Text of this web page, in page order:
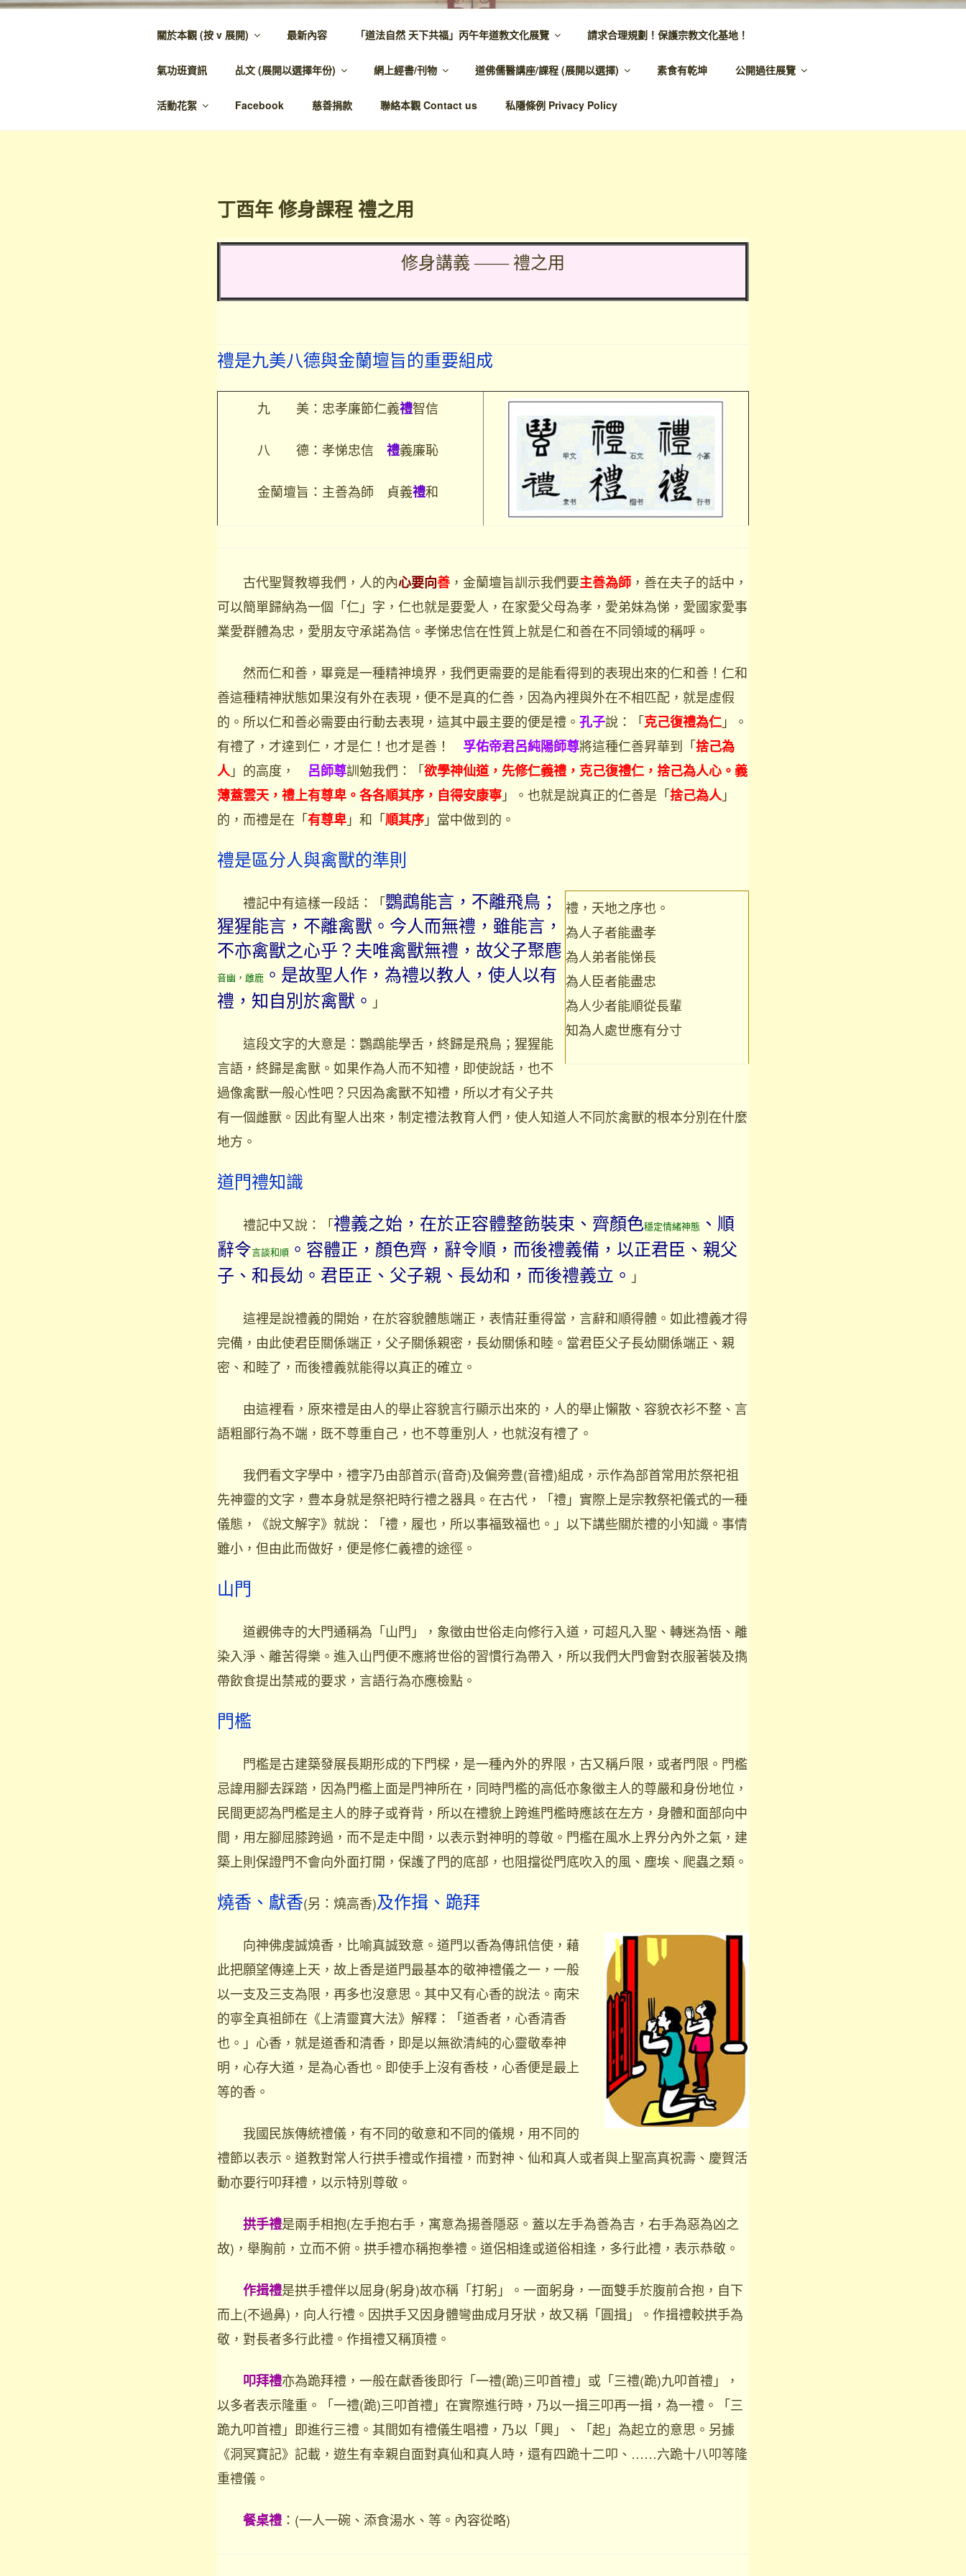
跳
金蘭觀 – 主網頁
金蘭至誠，神人溫馨，代天宣化，百業昌興
關於本觀 (按 v 展開) 最新內容 「道法自然 天下共福」丙午年道教文化展覽 請求合理規劃！保護宗教文化基地！
氣功班資訊 乩文 (展開以選擇年份) 網上經書/刊物 道佛儒醫講座/課程 (展開以選擇) 素食有乾坤 公開過往展覽
活動花絮 Facebook 慈善捐款 聯絡本觀 Contact us 私隱條例 Privacy Policy
丁酉年 修身課程 禮之用
修身講義 —— 禮之用
禮是九美八德與金蘭壇旨的重要組成
九 美：忠孝廉節仁義禮智信
八 德：孝悌忠信禮義廉恥
金蘭壇旨：主善為師 貞義禮和
古代聖賢教導我們，人的內心要向善 ，金蘭壇旨訓示我們要主善為師 ，善在夫子的話中，
可以簡單歸納為一個「仁」字，仁也就是要愛人，在家愛父母為孝，愛弟妹為悌，愛國家愛事
業愛群體為忠，愛朋友守承諾為信。孝悌忠信在性質上就是仁和善在不同領域的稱呼。
然而仁和善，畢竟是一種精神境界，我們更需要的是能看得到的表現出來的仁和善！仁和
善這種精神狀態如果沒有外在表現，便不是真的仁善，因為內裡與外在不相匹配，就是虛假
的。所以仁和善必需要由行動去表現，這其中最主要的便是禮。 孔子說：「克己復禮為仁」。
有禮了，才達到仁，才是仁！也才是善！ 孚佑帝君呂純陽師尊將這種仁善昇華到「捨己為
人」的高度， 呂師尊訓勉我們：「欲學神仙道，先修仁義禮，克己復禮仁，捨己為人心。義
薄蓋雲天，禮上有尊卑。各各順其序，自得安康寧」。也就是說真正的仁善是「捨己為人」
的，而禮是在「有尊卑」和「順其序」當中做到的。
禮是區分人與禽獸的準則
禮，天地之序也。
為人子者能盡孝
為人弟者能悌長
為人臣者能盡忠
為人少者能順從長輩
知為人處世應有分寸
禮記中有這樣一段話：「鸚鵡能言，不離飛鳥；
猩猩能言，不離禽獸。今人而無禮，雖能言，
不亦禽獸之心乎？夫唯禽獸無禮，故父子聚麀
音幽，雌鹿 。是故聖人作，為禮以教人，使人以有
禮，知自別於禽獸。 」
這段文字的大意是：鸚鵡能學舌，終歸是飛鳥；猩猩能
言語，終歸是禽獸。如果作為人而不知禮，即使說話，也不
過像禽獸一般心性吧？只因為禽獸不知禮，所以才有父子共
有一個雌獸。因此有聖人出來，制定禮法教育人們，使人知道人不同於禽獸的根本分別在什麼
地方。
道門禮知識
禮記中又說：「禮義之始，在於正容體整飭裝束、齊顏色穩定情緒神態 、順
辭令言談和順 。容體正，顏色齊，辭令順，而後禮義備，以正君臣、親父
子、和長幼。君臣正、父子親、長幼和，而後禮義立。 」
這裡是說禮義的開始，在於容貌體態端正，表情莊重得當，言辭和順得體。如此禮義才得
完備，由此使君臣關係端正，父子關係親密，長幼關係和睦。當君臣父子長幼關係端正、親
密、和睦了，而後禮義就能得以真正的確立。
由這裡看，原來禮是由人的舉止容貌言行顯示出來的，人的舉止懶散、容貌衣衫不整、言
語粗鄙行為不端，既不尊重自己，也不尊重別人，也就沒有禮了。
我們看文字學中，禮字乃由部首示(音奇)及偏旁豊(音禮)組成，示作為部首常用於祭祀祖
先神靈的文字，豊本身就是祭祀時行禮之器具。在古代，「禮」實際上是宗教祭祀儀式的一種
儀態，《說文解字》就說：「禮，履也，所以事福致福也。」以下講些關於禮的小知識。事情
雖小，但由此而做好，便是修仁義禮的途徑。
山門
道觀佛寺的大門通稱為「山門」，象徵由世俗走向修行入道，可超凡入聖、轉迷為悟、離
染入淨、離苦得樂。進入山門便不應將世俗的習慣行為帶入，所以我們大門會對衣服著裝及擕
帶飲食提出禁戒的要求，言語行為亦應檢點。
門檻
門檻是古建築發展長期形成的下門樑，是一種內外的界限，古又稱戶限，或者門限。門檻
忌諱用腳去踩踏，因為門檻上面是門神所在，同時門檻的高低亦象徵主人的尊嚴和身份地位，
民間更認為門檻是主人的脖子或脊背，所以在禮貌上跨進門檻時應該在左方，身體和面部向中
間，用左腳屈膝跨過，而不是走中間，以表示對神明的尊敬。門檻在風水上界分內外之氣，建
築上則保證門不會向外面打開，保護了門的底部，也阻擋從門底吹入的風、塵埃、爬蟲之類。
燒香、獻香(另：燒高香)及作揖、跪拜
向神佛虔誠燒香，比喻真誠致意。道門以香為傳訊信使，藉
此把願望傳達上天，故上香是道門最基本的敬神禮儀之一，一般
以一支及三支為限，再多也沒意思。其中又有心香的說法。南宋
的寧全真祖師在《上清靈寶大法》解釋：「道香者，心香清香
也。」心香，就是道香和清香，即是以無欲清純的心靈敬奉神
明，心存大道，是為心香也。即使手上沒有香枝，心香便是最上
等的香。
我國民族傳統禮儀，有不同的敬意和不同的儀規，用不同的
禮節以表示。道教對常人行拱手禮或作揖禮，而對神、仙和真人或者與上聖高真祝壽、慶賀活
動亦要行叩拜禮，以示特別尊敬。
拱手禮是兩手相抱(左手抱右手，寓意為揚善隱惡。蓋以左手為善為吉，右手為惡為凶之
故)，舉胸前，立而不俯。拱手禮亦稱抱拳禮。道侶相逢或道俗相逢，多行此禮，表示恭敬。
作揖禮是拱手禮伴以屈身(躬身)故亦稱「打躬」。一面躬身，一面雙手於腹前合抱，自下
而上(不過鼻)，向人行禮。因拱手又因身體彎曲成月牙狀，故又稱「圓揖」。作揖禮較拱手為
敬，對長者多行此禮。作揖禮又稱頂禮。
叩拜禮亦為跪拜禮，一般在獻香後即行「一禮(跪)三叩首禮」或「三禮(跪)九叩首禮」，
以多者表示隆重。「一禮(跪)三叩首禮」在實際進行時，乃以一揖三叩再一揖，為一禮。「三
跪九叩首禮」即進行三禮。其間如有禮儀生唱禮，乃以「興」、「起」為起立的意思。另據
《洞冥寶記》記載，遊生有幸親自面對真仙和真人時，還有四跪十二叩、……六跪十八叩等隆
重禮儀。
餐桌禮 ：(一人一碗、添食湯水、等。內容從略)